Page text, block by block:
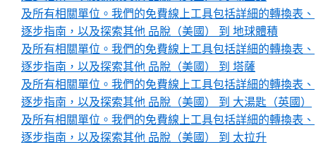
及所有相關單位。我們的免費線上工具包括詳細的轉換表、
逐步指南，以及探索其他 品脫（美國） 到 地球體積
及所有相關單位。我們的免費線上工具包括詳細的轉換表、
逐步指南，以及探索其他 品脫（美國） 到 塔薩
及所有相關單位。我們的免費線上工具包括詳細的轉換表、
逐步指南，以及探索其他 品脫（美國） 到 大湯匙（英國）
及所有相關單位。我們的免費線上工具包括詳細的轉換表、
逐步指南，以及探索其他 品脫（美國） 到 太拉升